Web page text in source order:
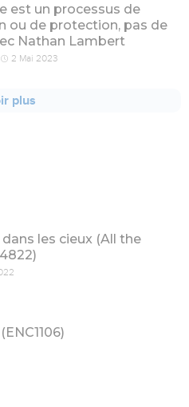
est un processus de
ou de protection, pas de
Nathan Lambert
2 Mai 2023
plus
dans les cieux (All the